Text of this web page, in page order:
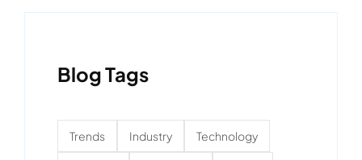
Blog Tags
Trends Industry Technology